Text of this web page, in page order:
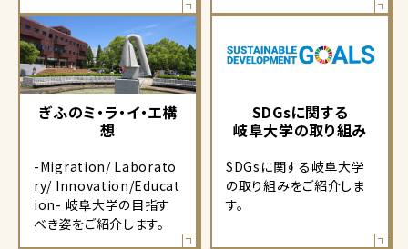
ぎふのミ・ラ・イ・エ構
想
-Migration/ Laborato
ry/ Innovation/Educat
ion- 岐阜大学の目指す
べき姿をご紹介します。
SDGsに関する
岐阜大学の取り組み
SDGsに関する岐阜大学
の取り組みをご紹介しま
す。